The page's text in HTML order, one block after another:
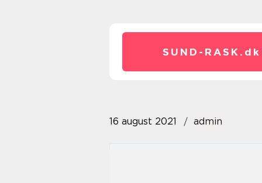
SUND-RASK. dk
16 august 2021 admin